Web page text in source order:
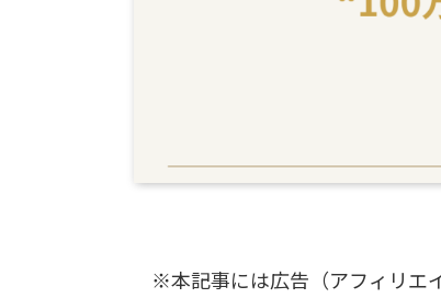
※本記事には広告（アフィリエ